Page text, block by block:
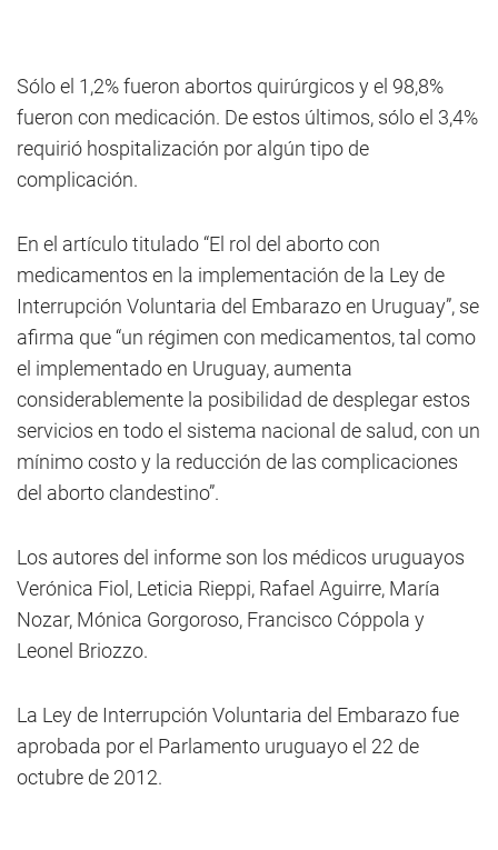
Sólo el 1,2% fueron abortos quirúrgicos y el 98,8%
fueron con medicación. De estos últimos, sólo el 3,4%
requirió hospitalización por algún tipo de
complicación.
En el artículo titulado “El rol del aborto con
medicamentos en la implementación de la Ley de
Interrupción Voluntaria del Embarazo en Uruguay”, se
afirma que “un régimen con medicamentos, tal como
el implementado en Uruguay, aumenta
considerablemente la posibilidad de desplegar estos
servicios en todo el sistema nacional de salud, con un
mínimo costo y la reducción de las complicaciones
del aborto clandestino”.
Los autores del informe son los médicos uruguayos
Verónica Fiol, Leticia Rieppi, Rafael Aguirre, María
Nozar, Mónica Gorgoroso, Francisco Cóppola y
Leonel Briozzo.
La Ley de Interrupción Voluntaria del Embarazo fue
aprobada por el Parlamento uruguayo el 22 de
octubre de 2012.